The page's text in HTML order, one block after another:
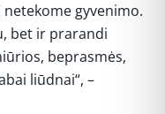
gyvenimo.
bet ir prarandi
beprasmės,
liūdnai“, –